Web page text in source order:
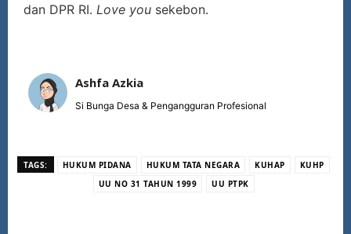
dan DPR RI. Love you sekebon.
Ashfa Azkia
Si Bunga Desa & Pengangguran Profesional
TAGS: HUKUM PIDANA HUKUM TATA NEGARA KUHAP
KUHP
UU NO 31 TAHUN 1999
UU PTPK